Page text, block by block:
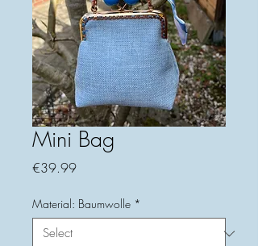
Mini Bag
€39.99Price
Material: Baumwolle *